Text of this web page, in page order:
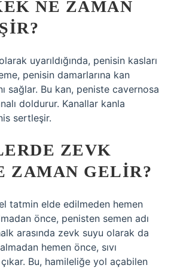
NE ZAMAN
uyarıldığında, penisin kasları
penisin damarlarına kan
sağlar. Bu kan, peniste cavernosa
doldurur. Kanallar kanla
sertleşir.
ZEVK
ZAMAN GELIR?
tatmin elde edilmeden hemen
önce, penisten semen adı
arasında zevk suyu olarak da
hemen önce, sıvı
Bu, hamileliğe yol açabilen